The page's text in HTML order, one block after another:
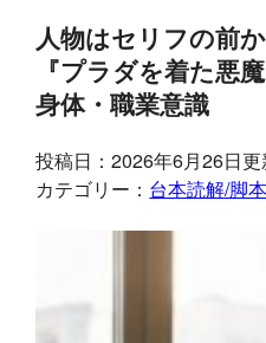
人物はセリフの前
『プラダを着た悪
身体・職業意識
投稿日：2026年6月26日
カテゴリー： 台本読解/脚